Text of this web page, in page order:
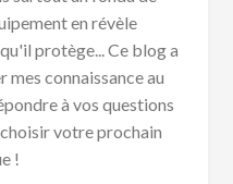
en révèle
protège... Ce blog a
connaissance au
à vos questions
votre prochain
!